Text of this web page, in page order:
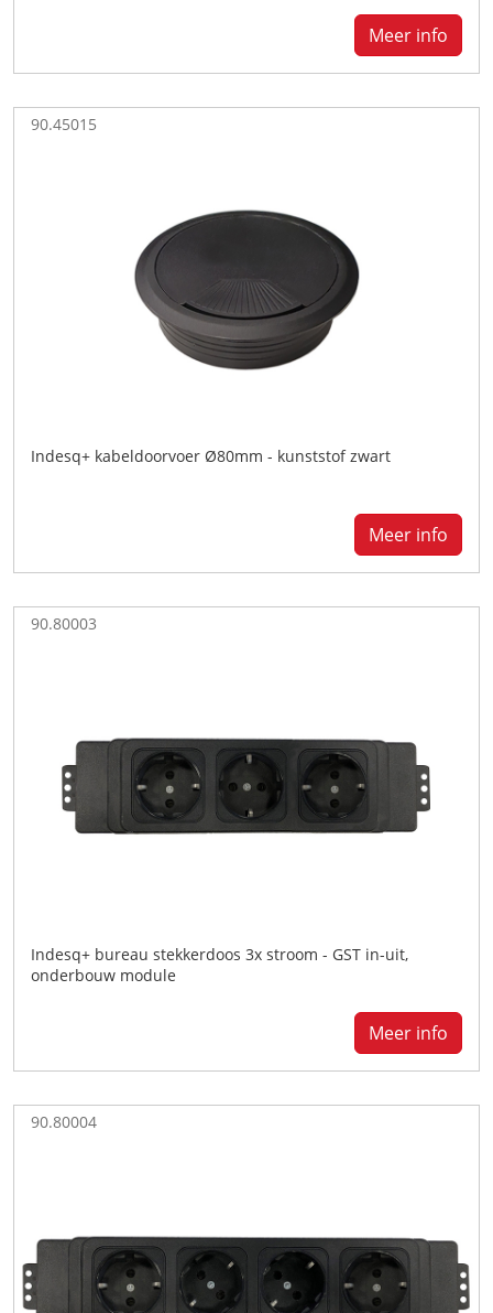
Meer info
90.45015
Indesq+ kabeldoorvoer Ø80mm - kunststof zwart
Meer info
90.80003
Indesq+ bureau stekkerdoos 3x stroom - GST in-uit,
onderbouw module
Meer info
90.80004